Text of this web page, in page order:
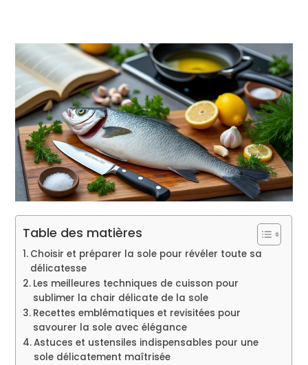
Table des matières
Choisir et préparer la sole pour révéler toute sa
délicatesse
Les meilleures techniques de cuisson pour
sublimer la chair délicate de la sole
Recettes emblématiques et revisitées pour
savourer la sole avec élégance
Astuces et ustensiles indispensables pour une
sole délicatement maîtrisée